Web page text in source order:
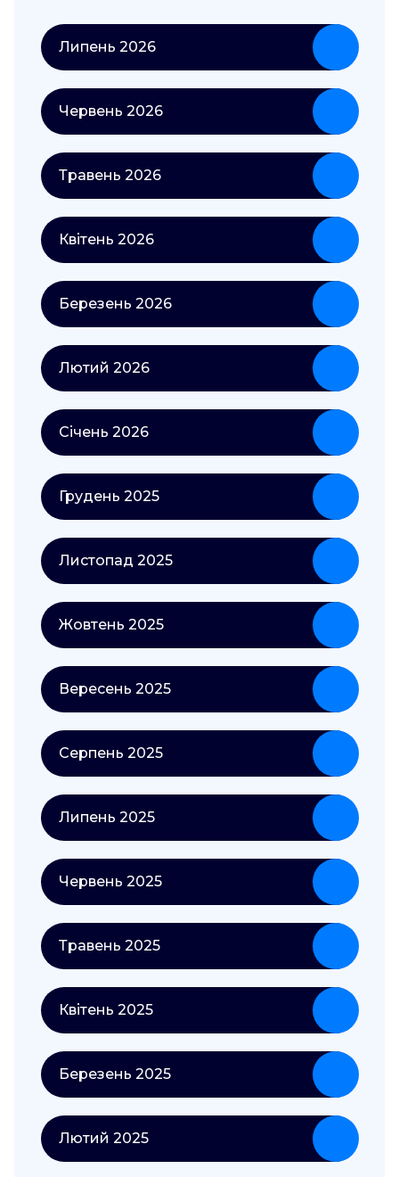
Липень 2026
Червень 2026
Травень 2026
Квітень 2026
Березень 2026
Лютий 2026
Січень 2026
Грудень 2025
Листопад 2025
Жовтень 2025
Вересень 2025
Серпень 2025
Липень 2025
Червень 2025
Травень 2025
Квітень 2025
Березень 2025
Лютий 2025